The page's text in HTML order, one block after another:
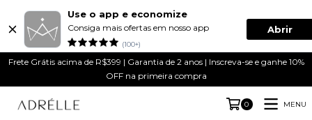
Use o app e economize
Consiga mais ofertas em nosso app
(100+)
Abrir
Frete Grátis acima de R$399 | Garantia de 2 anos | Inscreva-se e ganhe 10%
OFF na primeira compra
0 MENU